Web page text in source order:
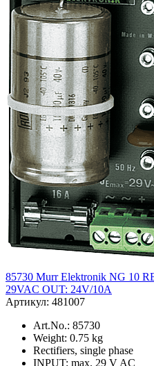
85730 Murr Elektronik NG 10
29VAC OUT: 24V/10A
Артикул: 481007
Art.No.: 85730
Weight: 0.75 kg
Rectifiers, single phase
INPUT: max. 29 V AC